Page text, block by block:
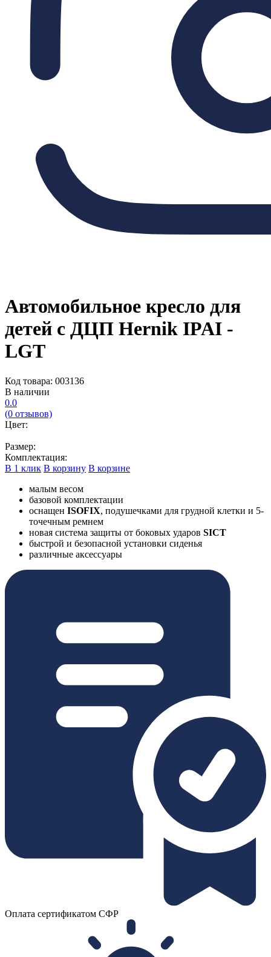
Автомобильное кресло для
детей с ДЦП Hernik IPAI -
LGT
Код товара: 003136
В наличии
0.0
(0 отзывов)
Цвет:
Размер:
Комплектация:
В 1 клик В корзину В корзине
малым весом
базовой комплектации
оснащен ISOFIX, подушечками для грудной клетки и 5-
точечным ремнем
новая система защиты от боковых ударов SICT
быстрой и безопасной установки сиденья
различные аксессуары
Оплата сертификатом СФР